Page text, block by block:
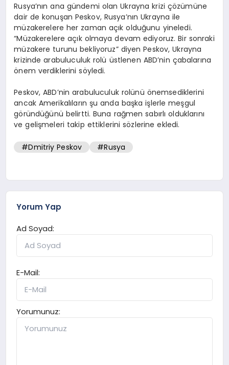
Rusya’nın ana gündemi olan Ukrayna krizi çözümüne
dair de konuşan Peskov, Rusya’nın Ukrayna ile
müzakerelere her zaman açık olduğunu yineledi.
“Müzakerelere açık olmaya devam ediyoruz. Bir sonraki
müzakere turunu bekliyoruz” diyen Peskov, Ukrayna
krizinde arabuluculuk rolü üstlenen ABD’nin çabalarına
önem verdiklerini söyledi.
Peskov, ABD’nin arabuluculuk rolünü önemsediklerini
ancak Amerikalıların şu anda başka işlerle meşgul
göründüğünü belirtti. Buna rağmen sabırlı olduklarını
ve gelişmeleri takip ettiklerini sözlerine ekledi.
#Dmitriy Peskov #Rusya
Yorum Yap
Ad Soyad:
E-Mail:
Yorumunuz: